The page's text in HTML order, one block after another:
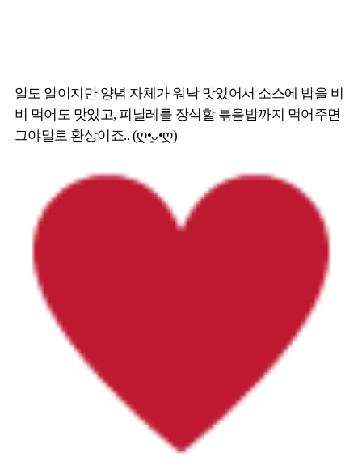
알도 알이지만 양념 자체가 워낙 맛있어서 소스에 밥을 비
벼 먹어도 맛있고, 피날레를 장식할 볶음밥까지 먹어주면
그야말로 환상이죠.. (ღ•͈ᴗ•͈ღ)